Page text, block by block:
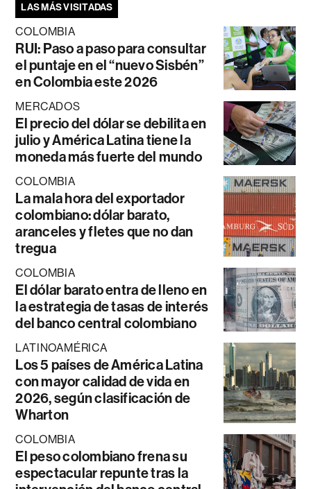
LAS MÁS VISITADAS
COLOMBIA
RUI: Paso a paso para consultar
el puntaje en el “nuevo Sisbén”
en Colombia este 2026
MERCADOS
El precio del dólar se debilita en
julio y América Latina tiene la
moneda más fuerte del mundo
COLOMBIA
La mala hora del exportador
colombiano: dólar barato,
aranceles y fletes que no dan
tregua
COLOMBIA
El dólar barato entra de lleno en
la estrategia de tasas de interés
del banco central colombiano
LATINOAMÉRICA
Los 5 países de América Latina
con mayor calidad de vida en
2026, según clasificación de
Wharton
COLOMBIA
El peso colombiano frena su
espectacular repunte tras la